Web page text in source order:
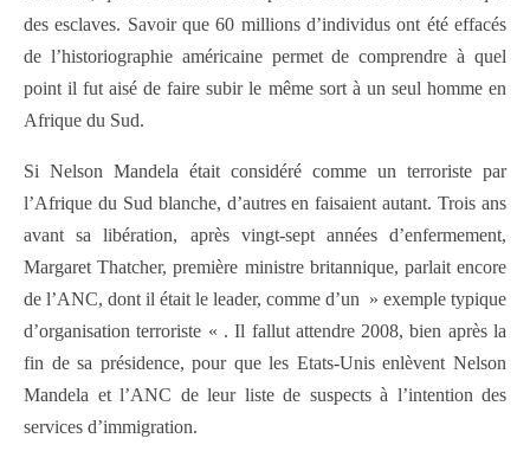
des esclaves. Savoir que 60 millions d’individus ont été effacés
de l’historiographie américaine permet de comprendre à quel
point il fut aisé de faire subir le même sort à un seul homme en
Afrique du Sud.
Si Nelson Mandela était considéré comme un terroriste par
l’Afrique du Sud blanche, d’autres en faisaient autant. Trois ans
avant sa libération, après vingt-sept années d’enfermement,
Margaret Thatcher, première ministre britannique, parlait encore
de l’ANC, dont il était le leader, comme d’un » exemple typique
d’organisation terroriste « . Il fallut attendre 2008, bien après la
fin de sa présidence, pour que les Etats-Unis enlèvent Nelson
Mandela et l’ANC de leur liste de suspects à l’intention des
services d’immigration.